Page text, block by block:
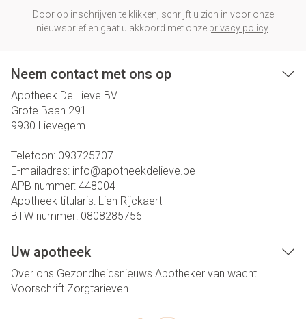
Door op inschrijven te klikken, schrijft u zich in voor onze
nieuwsbrief en gaat u akkoord met onze privacy policy.
Neem contact met ons op
Apotheek De Lieve BV
Grote Baan 291
9930 Lievegem
Telefoon: 093725707
E-mailadres: info@apotheekdelieve.be
APB nummer: 448004
Apotheek titularis: Lien Rijckaert
BTW nummer: 0808285756
Uw apotheek
Over ons Gezondheidsnieuws Apotheker van wacht
Voorschrift Zorgtarieven